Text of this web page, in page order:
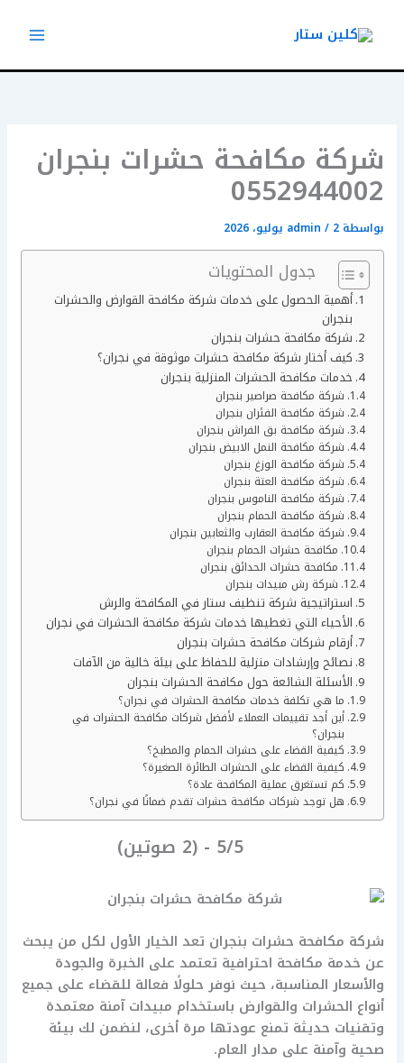
شركة مكافحة حشرات بنجران
0552944002
بواسطة admin / 2 يوليو، 2026
جدول المحتويات
أهمية الحصول على خدمات شركة مكافحة القوارض والحشرات
بنجران
شركة مكافحة حشرات بنجران
كيف أختار شركة مكافحة حشرات موثوقة في نجران؟
خدمات مكافحة الحشرات المنزلية بنجران
شركة مكافحة صراصير بنجران
شركة مكافحة الفئران بنجران
شركة مكافحة بق الفراش بنجران
شركة مكافحة النمل الابيض بنجران
شركة مكافحة الوزغ بنجران
شركة مكافحة العتة بنجران
شركة مكافحة الناموس بنجران
شركة مكافحة الحمام بنجران
شركة مكافحة العقارب والثعابين بنجران
مكافحة حشرات الحمام بنجران
مكافحة حشرات الحدائق بنجران
شركة رش مبيدات بنجران
استراتيجية شركة تنظيف ستار في المكافحة والرش
الأحياء التي تغطيها خدمات شركة مكافحة الحشرات في نجران
أرقام شركات مكافحة حشرات بنجران
نصائح وإرشادات منزلية للحفاظ على بيئة خالية من الآفات
الأسئلة الشائعة حول مكافحة الحشرات بنجران
ما هي تكلفة خدمات مكافحة الحشرات في نجران؟
أين أجد تقييمات العملاء لأفضل شركات مكافحة الحشرات في
بنجران؟
كيفية القضاء على حشرات الحمام والمطبخ؟
كيفية القضاء على الحشرات الطائرة الصغيرة؟
كم تستغرق عملية المكافحة عادة؟
هل توجد شركات مكافحة حشرات تقدم ضمانًا في نجران؟
5/5 - (2 صوتين)
شركة مكافحة حشرات بنجران تعد الخيار الأول لكل من يبحث
عن خدمة مكافحة احترافية تعتمد على الخبرة والجودة
والأسعار المناسبة، حيث نوفر حلولًا فعالة للقضاء على جميع
أنواع الحشرات والقوارض باستخدام مبيدات آمنة معتمدة
وتقنيات حديثة تمنع عودتها مرة أخرى، لنضمن لك بيئة
صحية وآمنة على مدار العام.